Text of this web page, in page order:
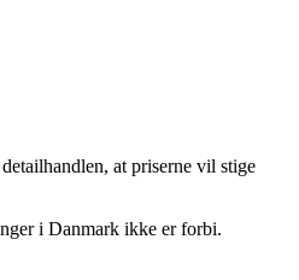
at priserne vil stige
i Danmark ikke er forbi.